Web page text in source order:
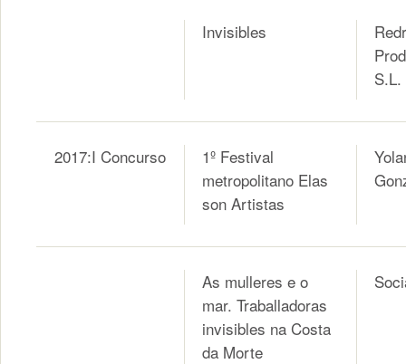
Invisibles
S.L.
2017:I Concurso
1º Festival
metropolitano Elas
son Artistas
As mulleres e o
mar. Traballadoras
invisibles na Costa
da Morte